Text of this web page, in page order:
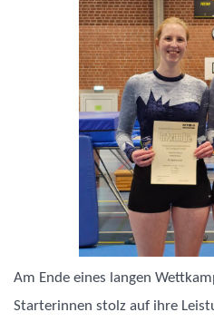
Am Ende eines langen
Starterinnen stolz auf ihre